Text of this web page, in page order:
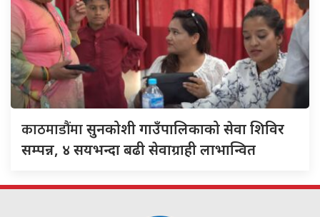
काठमाडौंमासुनकोशी गाउँपालिकाको सेवा शिविर
सम्पन्न, ४ सयभन्दा बढी सेवाग्राही लाभान्वित